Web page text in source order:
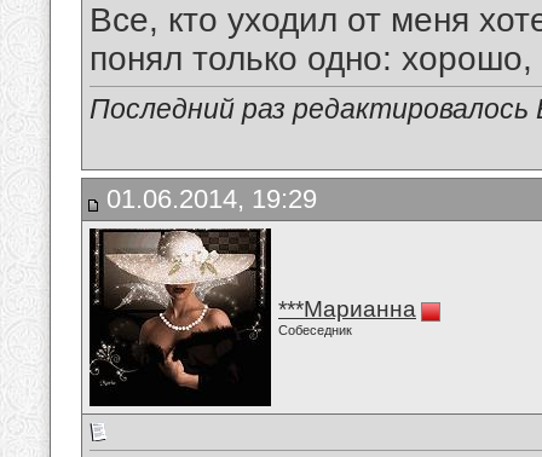
Все, кто уходил от меня
понял только одно:
Последний раз
01.06.2014, 19:29
***Марианна
Собеседник